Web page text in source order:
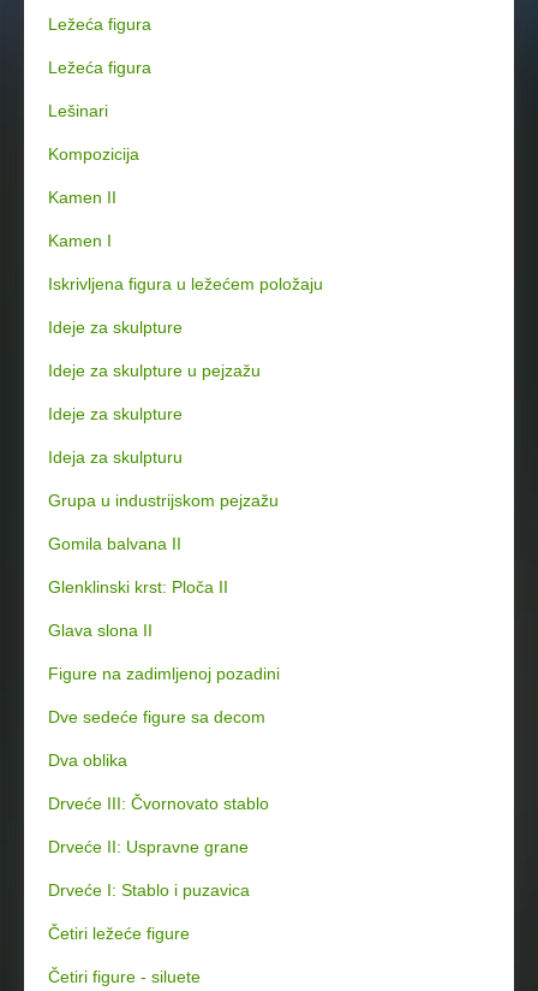
Ležeća figura
Ležeća figura
Lešinari
Kompozicija
Kamen II
Kamen I
Iskrivljena figura u ležećem položaju
Ideje za skulpture
Ideje za skulpture u pejzažu
Ideje za skulpture
Ideja za skulpturu
Grupa u industrijskom pejzažu
Gomila balvana II
Glenklinski krst: Ploča II
Glava slona II
Figure na zadimljenoj pozadini
Dve sedeće figure sa decom
Dva oblika
Drveće III: Čvornovato stablo
Drveće II: Uspravne grane
Drveće I: Stablo i puzavica
Četiri ležeće figure
Četiri figure - siluete